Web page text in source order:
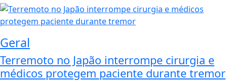
Geral
Terremoto no Japão interrompe cirurgia e
médicos protegem paciente durante tremor